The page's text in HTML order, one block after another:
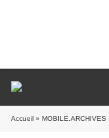
Accueil » MOBILE.ARCHIVES